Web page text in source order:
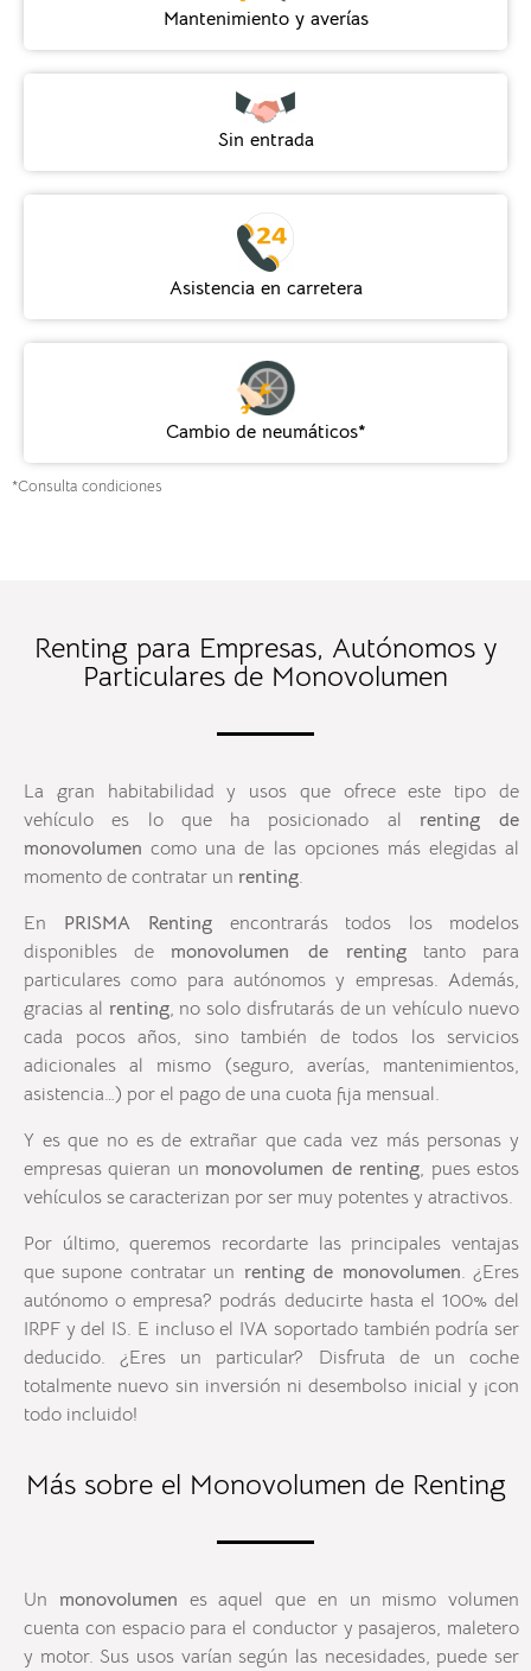
Mantenimiento y averías
Sin entrada
Asistencia en carretera
Cambio de neumáticos*
*Consulta condiciones
Renting para Empresas, Autónomos y
Particulares de Monovolumen
La gran habitabilidad y usos que ofrece este tipo de
vehículo es lo que ha posicionado al renting de
monovolumen como una de las opciones más elegidas al
momento de contratar un renting.
En PRISMA Renting encontrarás todos los modelos
disponibles de monovolumen de rentingtanto para
particulares como para autónomos y empresas. Además,
gracias al renting, no solo disfrutarás de un vehículo nuevo
cada pocos años, sino también de todos los servicios
adicionales al mismo (seguro, averías, mantenimientos,
asistencia…) por el pago de una cuota fija mensual.
Y es que no es de extrañar que cada vez más personas y
empresas quieran un monovolumen de renting, pues estos
vehículos se caracterizan por ser muy potentes y atractivos.
Por último, queremos recordarte las principales ventajas
que supone contratar un renting de monovolumen. ¿Eres
autónomo o empresa? podrás deducirte hasta el 100% del
IRPF y del IS. E incluso el IVA soportado también podría ser
deducido. ¿Eres un particular? Disfruta de un coche
totalmente nuevo sin inversión ni desembolso inicial y ¡con
todo incluido!
Más sobre el Monovolumen de Renting
Un monovolumen es aquel que en un mismo volumen
cuenta con espacio para el conductor y pasajeros, maletero
y motor. Sus usos varían según las necesidades, puede ser